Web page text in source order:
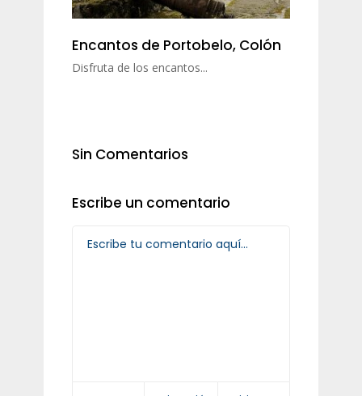
Encantos de Portobelo, Colón
Disfruta de los encantos...
Sin Comentarios
Escribe un comentario